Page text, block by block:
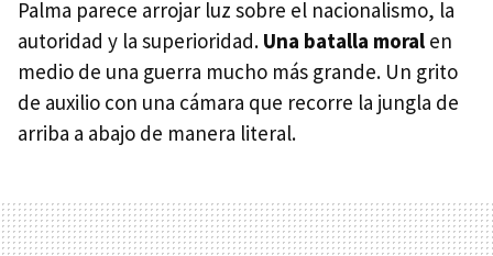
Palma parece arrojar luz sobre el nacionalismo, la
autoridad y la superioridad. Una batalla moral en
medio de una guerra mucho más grande. Un grito
de auxilio con una cámara que recorre la jungla de
arriba a abajo de manera literal.